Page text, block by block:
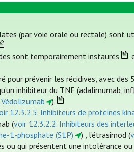
(par voie orale ou rectale) sont
sont temporairement instaurés
prévenir les récidives, avec des
inhibiteur du TNF (adalimumab,
).
12.3.2.5. Inhibiteurs de protéines
(voir 12.3.2.2. Inhibiteurs des
1-phosphate (S1P)
) , l’étrasimod (
qui présentent une intolérance